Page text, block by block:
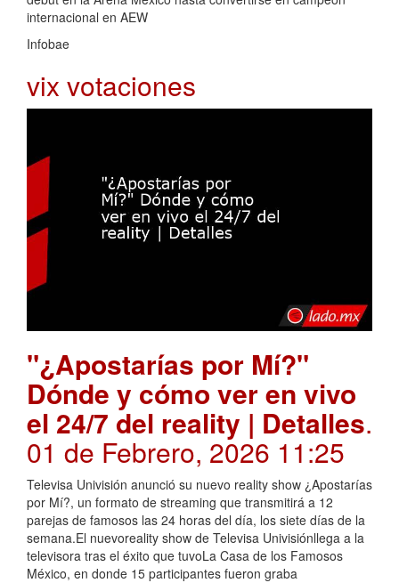
internacional en AEW
Infobae
vix votaciones
"¿Apostarías por Mí?"
Dónde y cómo ver en vivo
el 24/7 del reality | Detalles.
01 de Febrero, 2026 11:25
Televisa Univisión anunció su nuevo reality show ¿Apostarías
por Mí?, un formato de streaming que transmitirá a 12
parejas de famosos las 24 horas del día, los siete días de la
semana.El nuevoreality show de Televisa Univisiónllega a la
televisora tras el éxito que tuvoLa Casa de los Famosos
México, en donde 15 participantes fueron graba